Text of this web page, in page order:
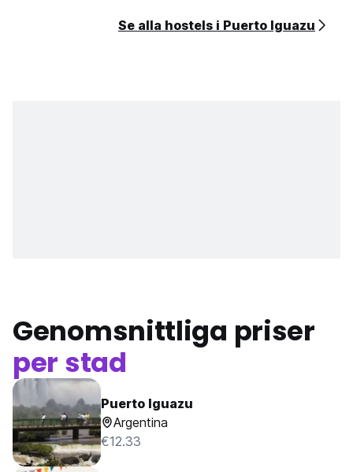
Se alla hostels i Puerto Iguazu
Genomsnittliga priser
per stad
Puerto Iguazu
Argentina
€12.33